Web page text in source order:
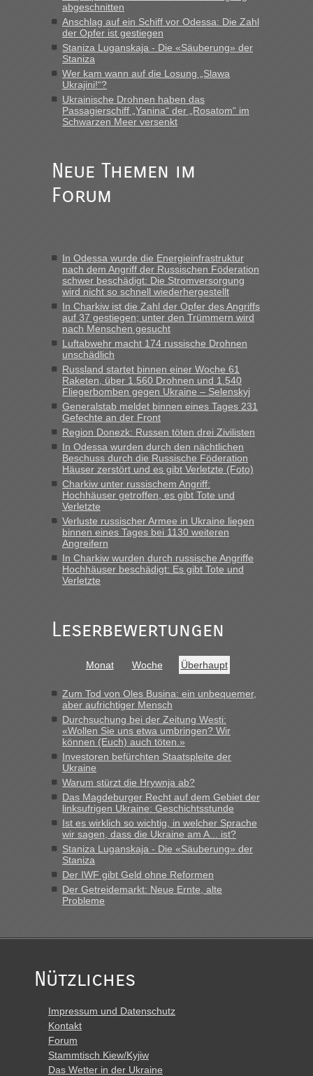
LeoExpress ist - und nur auf deren Webseite kann man die
Fahrkarten kaufen. Zumindest ist es die erste Umsteigefreie
Verbindung von Deutschland...“
Recht, Visa und Dokumente • Re: Deklaration
gebrauchter Kleidung beim Zoll
„Vielen Dank, mit einem Briefchen meiner Frau im Gepäck
gab es keine Probleme“
fast 11 Milliarden aufgedeckt
„Am besten wäre natürlich, wenn die Frau mit dabei ist.
Alleinreisende Männer stehen schließlich immer unter
Milliarden aufgedeckt
„Kein Zoll. Du musst an sich nur sagen dass das privat ist
und du nicht damit handeln willst. So lange das nicht
Originalverpackt ist und ersichlich das nicht neu sollte es
keine Probleme geben“
Recht, Visa und Dokumente • Deklaration
gebrauchter Kleidung beim Zoll
„Hallo Leute, ich weiß nicht, ob ich hier richtig bin mit meiner
Anfrage. Ich möchte 4 Umzugskartons mit gebrauchter
Straßen Kleidung bei der Einreise in die Ukraine
mitnehmen. Es ist gebrauchte Kleidung...“
Berichte und Reisetipps • Re: An welchem
Grenzübergang zwischen Polen und der Ukraine geht es am
schnellsten?
„Wir sind mit unserem Wohnmobil, wie geplant am Montag
15.6. in Krakovets rüber. Sehr zeitig los gegen 5 Uhr in der
Früh. Mit sehr sehr wenig Verkehr, super bis zur Grenze. Nur
8 PKW vor der Schranke....“
inBerichte und Reisetipps • Re: An welchem
Grenzübergang zwischen Polen und der Ukraine geht es am
in Krakowez mit dem Kleinbus. Abfertigung ging dann
schnell da auch Passagiere mit EU-Pass dabei waren“
Berichte und Reisetipps • Re: An welchem
Grenzübergang zwischen Polen und der Ukraine geht es am
schnellsten?
„Bin am Montag 15.6.26 um 8 Uhr in Urgyniw ausgereist,
das erste Mal an einem Montagmorgen ca. 15 Fahrzeuge
vor mir, bin sonst der Erste oder Zweite, egal, nach ca 20
Minuten wurde dann die nächste Welle...“
Berichte und Reisetipps • Re: An welchem
Grenzübergang zwischen Polen und der Ukraine geht es am
schnellsten?
„Derzeit, ist es überall sehr voll an den Grenzen Ukraine/
Polen. Zb. Krakovets 100 PKW ca. 10 h Wartezeit. Wollen
Montag rüber, versuchen es sehr früh.“
abgeschnitten
Anschlag auf ein Schiff vor Odessa: Die Zahl
der Opfer ist gestiegen
Staniza Luganskaja - Die «Säuberung» der
Staniza
Wer kam wann auf die Losung „Slawa
Ukrajini!“?
Ukrainische Drohnen haben das
Passagierschiff „Yanina“ der „Rosatom“ im
Schwarzen Meer versenkt
Neue Themen im
Forum
In Odessa wurde die Energieinfrastruktur
nach dem Angriff der Russischen Föderation
schwer beschädigt: Die Stromversorgung
wird nicht so schnell wiederhergestellt
In Charkiw ist die Zahl der Opfer des Angriffs
auf 37 gestiegen; unter den Trümmern wird
nach Menschen gesucht
Luftabwehr macht 174 russische Drohnen
unschädlich
Russland startet binnen einer Woche 61
Raketen, über 1.560 Drohnen und 1.540
Fliegerbomben gegen Ukraine – Selenskyj
Generalstab meldet binnen eines Tages 231
Gefechte an der Front
Region Donezk: Russen töten drei Zivilisten
In Odessa wurden durch den nächtlichen
Beschuss durch die Russische Föderation
Häuser zerstört und es gibt Verletzte (Foto)
Charkiw unter russischem Angriff:
Hochhäuser getroffen, es gibt Tote und
Verletzte
Verluste russischer Armee in Ukraine liegen
binnen eines Tages bei 1130 weiteren
Angreifern
In Charkiw wurden durch russische Angriffe
Hochhäuser beschädigt: Es gibt Tote und
Verletzte
Leserbewertungen
Monat Woche Überhaupt
Zum Tod von Oles Busina: ein unbequemer,
aber aufrichtiger Mensch
Durchsuchung bei der Zeitung Westi:
«Wollen Sie uns etwa umbringen? Wir
können (Euch) auch töten.»
Investoren befürchten Staatspleite der
Ukraine
Warum stürzt die Hrywnja ab?
Das Magdeburger Recht auf dem Gebiet der
linksufrigen Ukraine: Geschichtsstunde
Ist es wirklich so wichtig, in welcher Sprache
wir sagen, dass die Ukraine am A... ist?
Staniza Luganskaja - Die «Säuberung» der
Staniza
Der IWF gibt Geld ohne Reformen
Der Getreidemarkt: Neue Ernte, alte
Probleme
Nützliches
Impressum und Datenschutz
Kontakt
Forum
Stammtisch Kiew/Kyjiw
Das Wetter in der Ukraine